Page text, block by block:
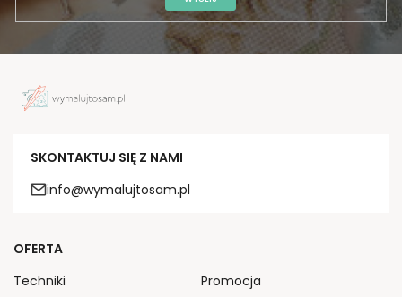
SKONTAKTUJ SIĘ Z NAMI
info@wymalujtosam.pl
OFERTA
Techniki
Promocja